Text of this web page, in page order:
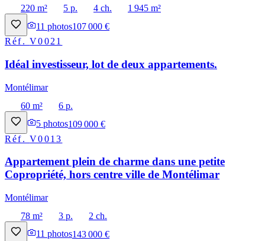
220 m²
5 p. 4 ch.
1 945 m²
11 photos107 000 €
Réf.V0021
Idéal investisseur, lot de deux appartements.
Montélimar
60 m²
6 p.
5 photos109 000 €
Réf.V0013
Appartement plein de charme dans une petite
Copropriété, hors centre ville de Montélimar
Montélimar
78 m²
3 p.
2 ch.
11 photos143 000 €